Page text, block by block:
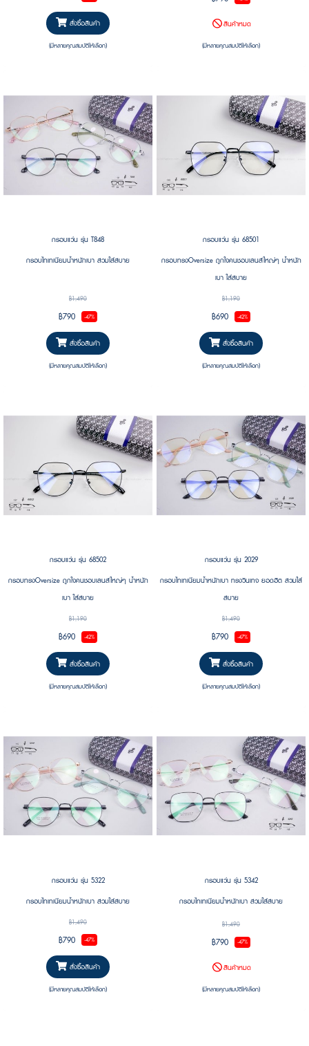
สั่งซื้อสินค้า
(มีหลายคุณสมบัติให้เลือก)
สินค้าหมด
(มีหลายคุณสมบัติให้เลือก)
กรอบแว่น รุ่น T848
กรอบไทเทเนียมน้ำหนักเบา สวมใส่สบาย
฿1,490
฿790 -47%
สั่งซื้อสินค้า
(มีหลายคุณสมบัติให้เลือก)
กรอบแว่น รุ่น 68501
กรอบทรงOversize ถูกใจคนชอบเลนส์ใหญ่ๆ น้ำหนัก
เบา ใส่สบาย
฿1,190
฿690 -42%
สั่งซื้อสินค้า
(มีหลายคุณสมบัติให้เลือก)
กรอบแว่น รุ่น 68502
กรอบทรงOversize ถูกใจคนชอบเลนส์ใหญ่ๆ น้ำหนัก
เบา ใส่สบาย
฿1,190
฿690 -42%
สั่งซื้อสินค้า
(มีหลายคุณสมบัติให้เลือก)
กรอบแว่น รุ่น 2029
กรอบไทเทเนียมน้ำหนักเบา ทรงวินเทจ ยอดฮิต สวมใส่
สบาย
฿1,490
฿790 -47%
สั่งซื้อสินค้า
(มีหลายคุณสมบัติให้เลือก)
กรอบแว่น รุ่น 5322
กรอบไทเทเนียมน้ำหนักเบา สวมใส่สบาย
฿1,490
฿790 -47%
สั่งซื้อสินค้า
(มีหลายคุณสมบัติให้เลือก)
กรอบแว่น รุ่น 5342
กรอบไทเทเนียมน้ำหนักเบา สวมใส่สบาย
฿1,490
฿790 -47%
สินค้าหมด
(มีหลายคุณสมบัติให้เลือก)